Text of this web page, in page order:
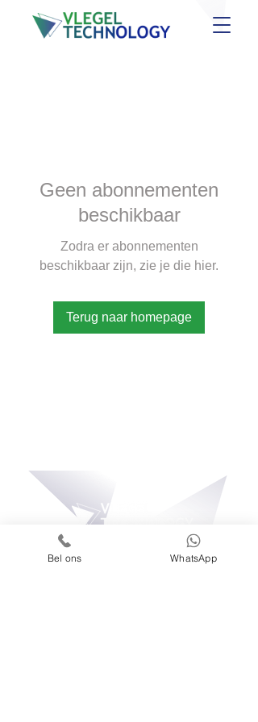
Geen abonnementen
beschikbaar
Zodra er abonnementen
beschikbaar zijn, zie je die hier.
Terug naar homepage
Bel ons WhatsApp